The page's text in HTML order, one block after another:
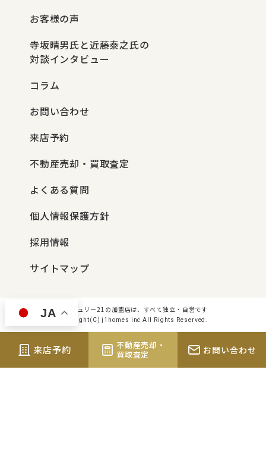
お客様の声
寺坂晴男氏と近藤泰之氏の
対談インタビュー
コラム
お問い合わせ
来店予約
不動産売却・買取査定
よくある質問
個人情報保護方針
採用情報
サイトマップ
センチュリー21の加盟店は、すべて独立・自営です
Copyright(C) j1homes inc All Rights Reserved.
来店予約
不動産売却・
買取査定
お問い合わせ
JA